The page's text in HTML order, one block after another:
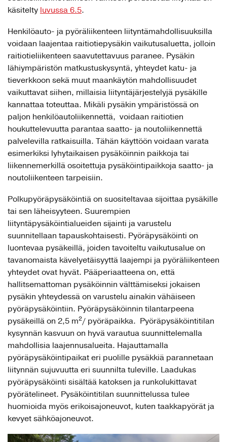
käsitelty luvussa 6.5.
Henkilöauto- ja pyöräliikenteen liityntämahdollisuuksilla
voidaan laajentaa raitiotiepysäkin vaikutusaluetta, jolloin
raitiotieliikenteen saavutettavuus paranee. Pysäkin
lähiympäristön matkustuskysyntä, yhteydet katu- ja
tieverkkoon sekä muut maankäytön mahdollisuudet
vaikuttavat siihen, millaisia liityntäjärjestelyjä pysäkille
kannattaa toteuttaa. Mikäli pysäkin ympäristössä on
paljon henkilöautoliikennettä, voidaan raitiotien
houkuttelevuutta parantaa saatto- ja noutoliikennettä
palvelevilla ratkaisuilla. Tähän käyttöön voidaan varata
esimerkiksi lyhytaikaisen pysäköinnin paikkoja tai
liikennemerkillä osoitettuja pysäköintipaikkoja saatto- ja
noutoliikenteen tarpeisiin.
Polkupyöräpysäköintiä on suositeltavaa sijoittaa pysäkille
tai sen läheisyyteen. Suurempien
liityntäpysäköintialueiden sijainti ja varustelu
suunnitellaan tapauskohtaisesti. Pyöräpysäköinti on
luontevaa pysäkeillä, joiden tavoiteltu vaikutusalue on
tavanomaista kävelyetäisyyttä laajempi ja pyöräliikenteen
yhteydet ovat hyvät. Pääperiaatteena on, että
hallitsemattoman pysäköinnin välttämiseksi jokaisen
pysäkin yhteydessä on varustelu ainakin vähäiseen
pyöräpysäköintiin. Pyöräpysäköinnin tilantarpeena
pysäkeillä on 2,5 m2/ pyöräpaikka. Pyöräpysäköintitilan
kysynnän kasvuun on hyvä varautua suunnittelemalla
mahdollisia laajennusalueita. Hajauttamalla
pyöräpysäköintipaikat eri puolille pysäkkiä parannetaan
liitynnän sujuvuutta eri suunnilta tuleville. Laadukas
pyöräpysäköinti sisältää katoksen ja runkolukittavat
pyörätelineet. Pysäköintitilan suunnittelussa tulee
huomioida myös erikoisajoneuvot, kuten taakkapyörät ja
kevyet sähköajoneuvot.